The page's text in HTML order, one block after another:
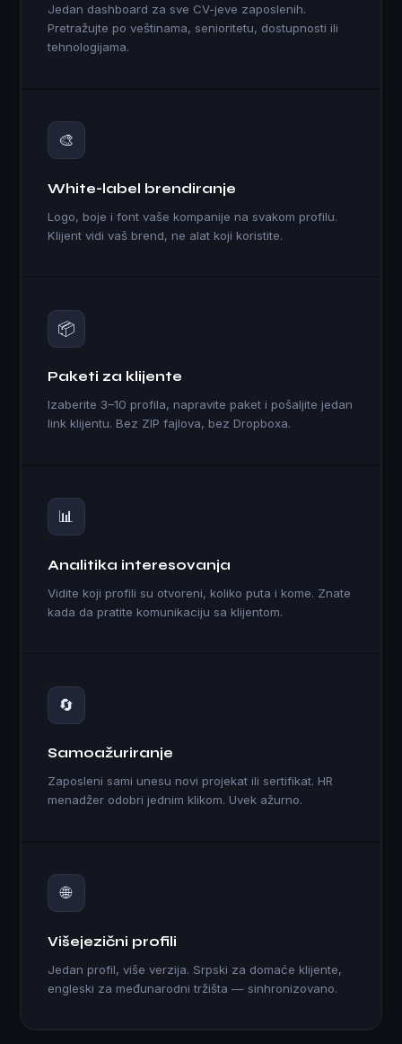
Jedan dashboard za sve CV-jeve zaposlenih.
Pretražujte po veštinama, senioritetu, dostupnosti ili
tehnologijama.
🎨
White-label brendiranje
Logo, boje i font vaše kompanije na svakom profilu.
Klijent vidi vaš brend, ne alat koji koristite.
📦
Paketi za klijente
Izaberite 3–10 profila, napravite paket i pošaljite jedan
link klijentu. Bez ZIP fajlova, bez Dropboxa.
📊
Analitika interesovanja
Vidite koji profili su otvoreni, koliko puta i kome. Znate
kada da pratite komunikaciju sa klijentom.
🔄
Samoažuriranje
Zaposleni sami unesu novi projekat ili sertifikat. HR
menadžer odobri jednim klikom. Uvek ažurno.
🌐
Višejezični profili
Jedan profil, više verzija. Srpski za domaće klijente,
engleski za međunarodni tržišta — sinhronizovano.